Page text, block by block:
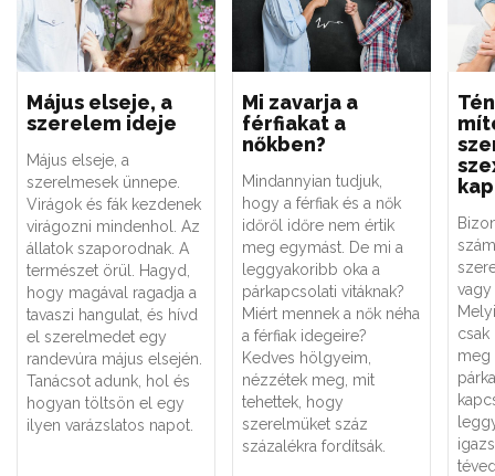
Május elseje, a
szerelem ideje
Május elseje, a
szerelmesek ünnepe.
Virágok és fák kezdenek
virágozni mindenhol. Az
állatok szaporodnak. A
természet örül. Hagyd,
hogy magával ragadja a
tavaszi hangulat, és hívd
el szerelmedet egy
randevúra május elsején.
Tanácsot adunk, hol és
hogyan töltsön el egy
ilyen varázslatos napot.
Mi zavarja a
férfiakat a
nőkben?
Mindannyian tudjuk,
hogy a férfiak és a nők
időről időre nem értik
meg egymást. De mi a
leggyakoribb oka a
párkapcsolati vitáknak?
Miért mennek a nők néha
a férfiak idegeire?
Kedves hölgyeim,
nézzétek meg, mit
tehettek, hogy
szerelmüket száz
százalékra fordítsák.
vagy
csak
meg